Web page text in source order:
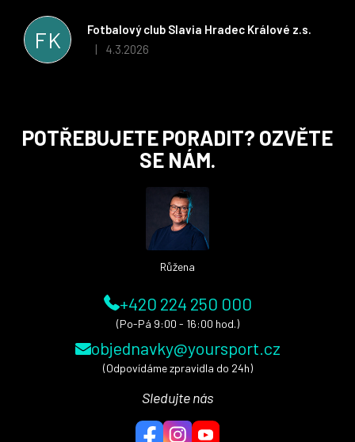
FK
Fotbalový club Slavia Hradec Králové z.s.
Hodnocení obchodu je 5 z 5 hvězdiček.
| 4.3.2026
stran. Věříme, že v tomto duchu bude spolupráce pokračovat
i nadále, nyní už začínáme řešit i první sady dresů ;)
POTŘEBUJETE PORADIT? OZVĚTE
SE NÁM.
Růžena
+420 224 250 000
(Po-Pá 9:00 - 16:00 hod.)
objednavky@yoursport.cz
(Odpovídáme zpravidla do 24h)
Sledujte nás